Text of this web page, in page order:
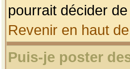
pourrait décider
Revenir en haut
Puis-je poster